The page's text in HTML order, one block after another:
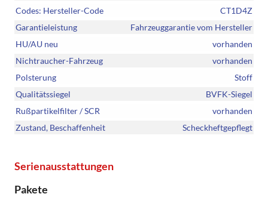
Codes: Hersteller-Code
CT1D4Z
Garantieleistung
Fahrzeuggarantie vom Hersteller
HU/AU neu
vorhanden
Nichtraucher-Fahrzeug
vorhanden
Polsterung
Stoff
Qualitätssiegel
BVFK-Siegel
Rußpartikelfilter / SCR
vorhanden
Zustand, Beschaffenheit
Scheckheftgepflegt
Serienausstattungen
Pakete